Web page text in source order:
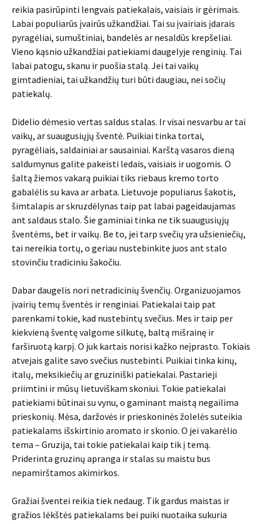
reikia pasirūpinti lengvais patiekalais, vaisiais ir gėrimais.
Labai populiarūs įvairūs užkandžiai. Tai su įvairiais įdarais
pyragėliai, sumuštiniai, bandelės ar nesaldūs krepšeliai.
Vieno kąsnio užkandžiai patiekiami daugelyje renginių. Tai
labai patogu, skanu ir puošia stalą. Jei tai vaikų
gimtadieniai, tai užkandžių turi būti daugiau, nei sočių
patiekalų.
Didelio dėmesio vertas saldus stalas. Ir visai nesvarbu ar tai
vaikų, ar suaugusiųjų šventė. Puikiai tinka tortai,
pyragėliais, saldainiai ar sausainiai. Karštą vasaros dieną
saldumynus galite pakeisti ledais, vaisiais ir uogomis. O
šaltą žiemos vakarą puikiai tiks riebaus kremo torto
gabalėlis su kava ar arbata. Lietuvoje populiarus šakotis,
šimtalapis ar skruzdėlynas taip pat labai pageidaujamas
ant saldaus stalo. Šie gaminiai tinka ne tik suaugusiųjų
šventėms, bet ir vaikų. Be to, jei tarp svečių yra užsieniečių,
tai nereikia tortų, o geriau nustebinkite juos ant stalo
stovinčiu tradiciniu šakočiu.
Dabar daugelis nori netradicinių švenčių. Organizuojamos
įvairių temų šventės ir renginiai. Patiekalai taip pat
parenkami tokie, kad nustebintų svečius. Mes ir taip per
kiekvieną šventę valgome silkutę, baltą mišrainę ir
farširuotą karpį. O juk kartais norisi kažko neįprasto. Tokiais
atvejais galite savo svečius nustebinti. Puikiai tinka kinų,
italų, meksikiečių ar gruziniški patiekalai. Pastarieji
priimtini ir mūsų lietuviškam skoniui. Tokie patiekalai
patiekiami būtinai su vynu, o gaminant maistą negailima
prieskonių. Mėsa, daržovės ir prieskoninės žolelės suteikia
patiekalams išskirtinio aromato ir skonio. O jei vakarėlio
tema – Gruzija, tai tokie patiekalai kaip tik į temą.
Priderinta gruzinų apranga ir stalas su maistu bus
nepamirštamos akimirkos.
Gražiai šventei reikia tiek nedaug. Tik gardus maistas ir
gražios lėkštės patiekalams bei puiki nuotaika sukuria